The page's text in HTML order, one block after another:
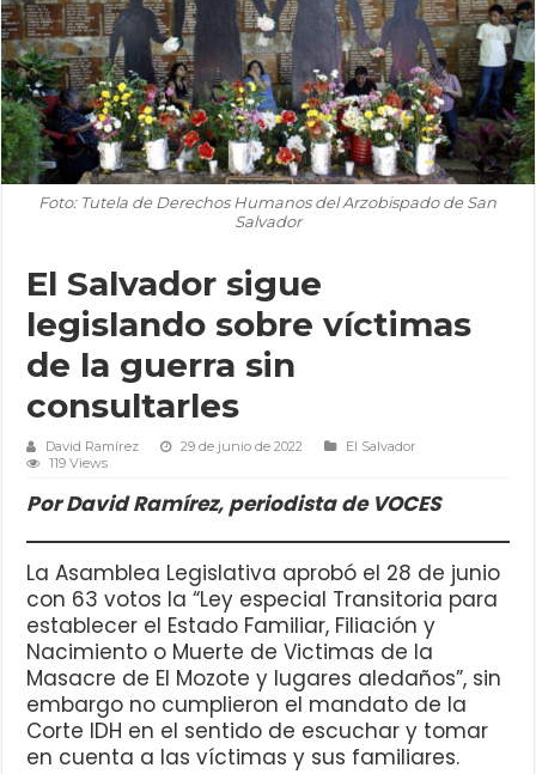
Foto: Tutela de Derechos Humanos del Arzobispado de San
Salvador
El Salvador sigue
legislando sobre víctimas
de la guerra sin
consultarles
David Ramírez 29 de junio de 2022
El Salvador
119 Views
Por David Ramírez, periodista de VOCES
La Asamblea Legislativa aprobó el 28 de junio
con 63 votos la “Ley especial Transitoria para
establecer el Estado Familiar, Filiación y
Nacimiento o Muerte de Victimas de la
Masacre de El Mozote y lugares aledaños”, sin
embargo no cumplieron el mandato de la
Corte IDH en el sentido de escuchar y tomar
en cuenta a las víctimas y sus familiares.